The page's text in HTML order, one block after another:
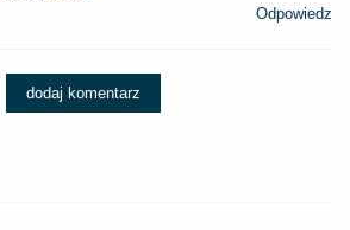
Odpowiedz
dodaj komentarz